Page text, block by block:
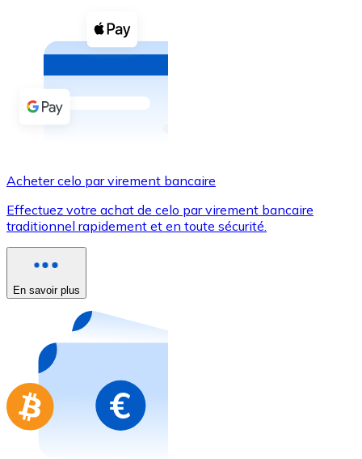
Coupons crypto
Achetez des cryptomonnaies en espèces et d'autres
Acheter avec espèces
Virement SEPA
Utilisez les cartes Visa et Mastercard pour acheter
Acheter avec carte
Nouveau
Achetez des cartes-cadeaux de vos marques
Aller à la boutique de cartes-cadeaux
Acheter celo par virement bancaire
Effectuez votre achat de celo par virement bancaire
traditionnel rapidement et en toute sécurité.
En savoir plus